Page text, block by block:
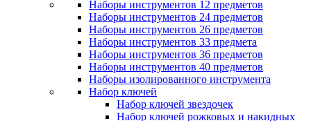
Наборы инструментов 12 предметов
Наборы инструментов 24 предметов
Наборы инструментов 26 предметов
Наборы инструментов 33 предмета
Наборы инструментов 36 предметов
Наборы инструментов 40 предметов
Наборы изолированного инструмента
Набор ключей
Набор ключей звездочек
Набор ключей рожковых и накидных